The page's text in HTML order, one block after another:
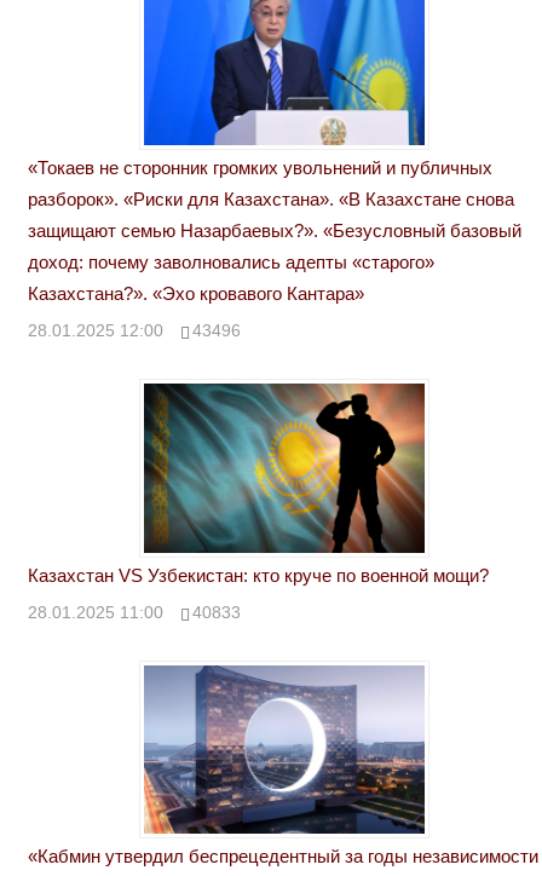
«Токаев не сторонник громких увольнений и публичных
разборок». «Риски для Казахстана». «В Казахстане снова
защищают семью Назарбаевых?». «Безусловный базовый
доход: почему заволновались адепты «старого»
Казахстана?». «Эхо кровавого Кантара»
28.01.2025 12:00 43496
Казахстан VS Узбекистан: кто круче по военной мощи?
28.01.2025 11:00 40833
«Кабмин утвердил беспрецедентный за годы независимости